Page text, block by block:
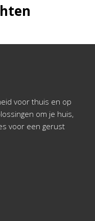
voor thuis en op
om je huis,
voor een gerust